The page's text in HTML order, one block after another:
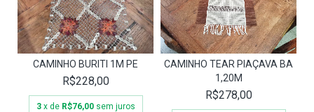
CAMINHO BURITI 1M PE
R$228,00
3 x de R$76,00 sem juros
CAMINHO TEAR PIAÇAVA BA
1,20M
R$278,00